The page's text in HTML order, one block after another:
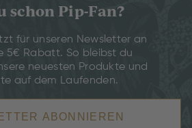
schon Pip-Fan?
für unseren Newsletter an
5€ Rabatt. So bleibst du
neuesten Produkte und
auf dem Laufenden.
ABONNIEREN